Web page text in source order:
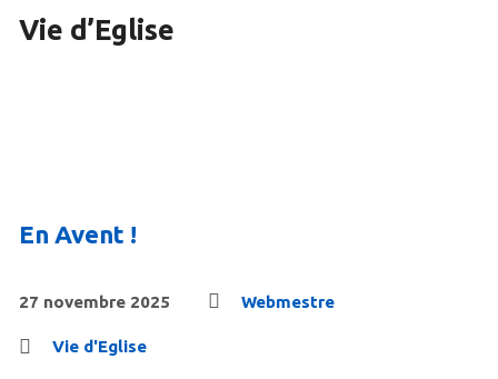
Vie d’Eglise
En Avent !
27 novembre 2025 Webmestre
Vie d'Eglise